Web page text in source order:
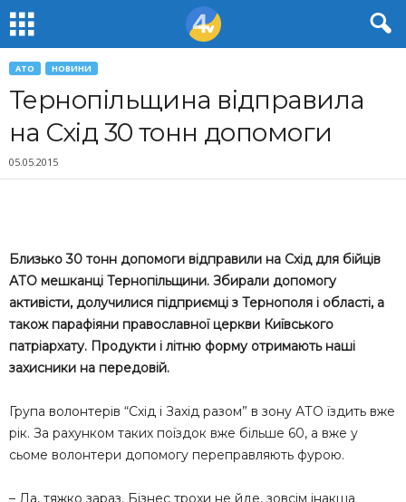
АТО НОВИНИ
Тернопільщина відправила
на Схід 30 тонн допомоги
05.05.2015
Близько 30 тонн допомоги відправили на Схід для бійців
АТО мешканці Тернопільщини. Збирали допомогу
активісти, долучилися підприємці з Тернополя і області, а
також парафіяни православної церкви Київського
патріархату. Продукти і літню форму отримають наші
захисники на передовій.
Група волонтерів “Схід і Захід разом” в зону АТО їздить вже
рік. За рахунком таких поїздок вже більше 60, а вже у
сьоме волонтери допомогу переправляють фурою.
– Да, тяжко зараз. Бізнес трохи не йде, зовсім інакша